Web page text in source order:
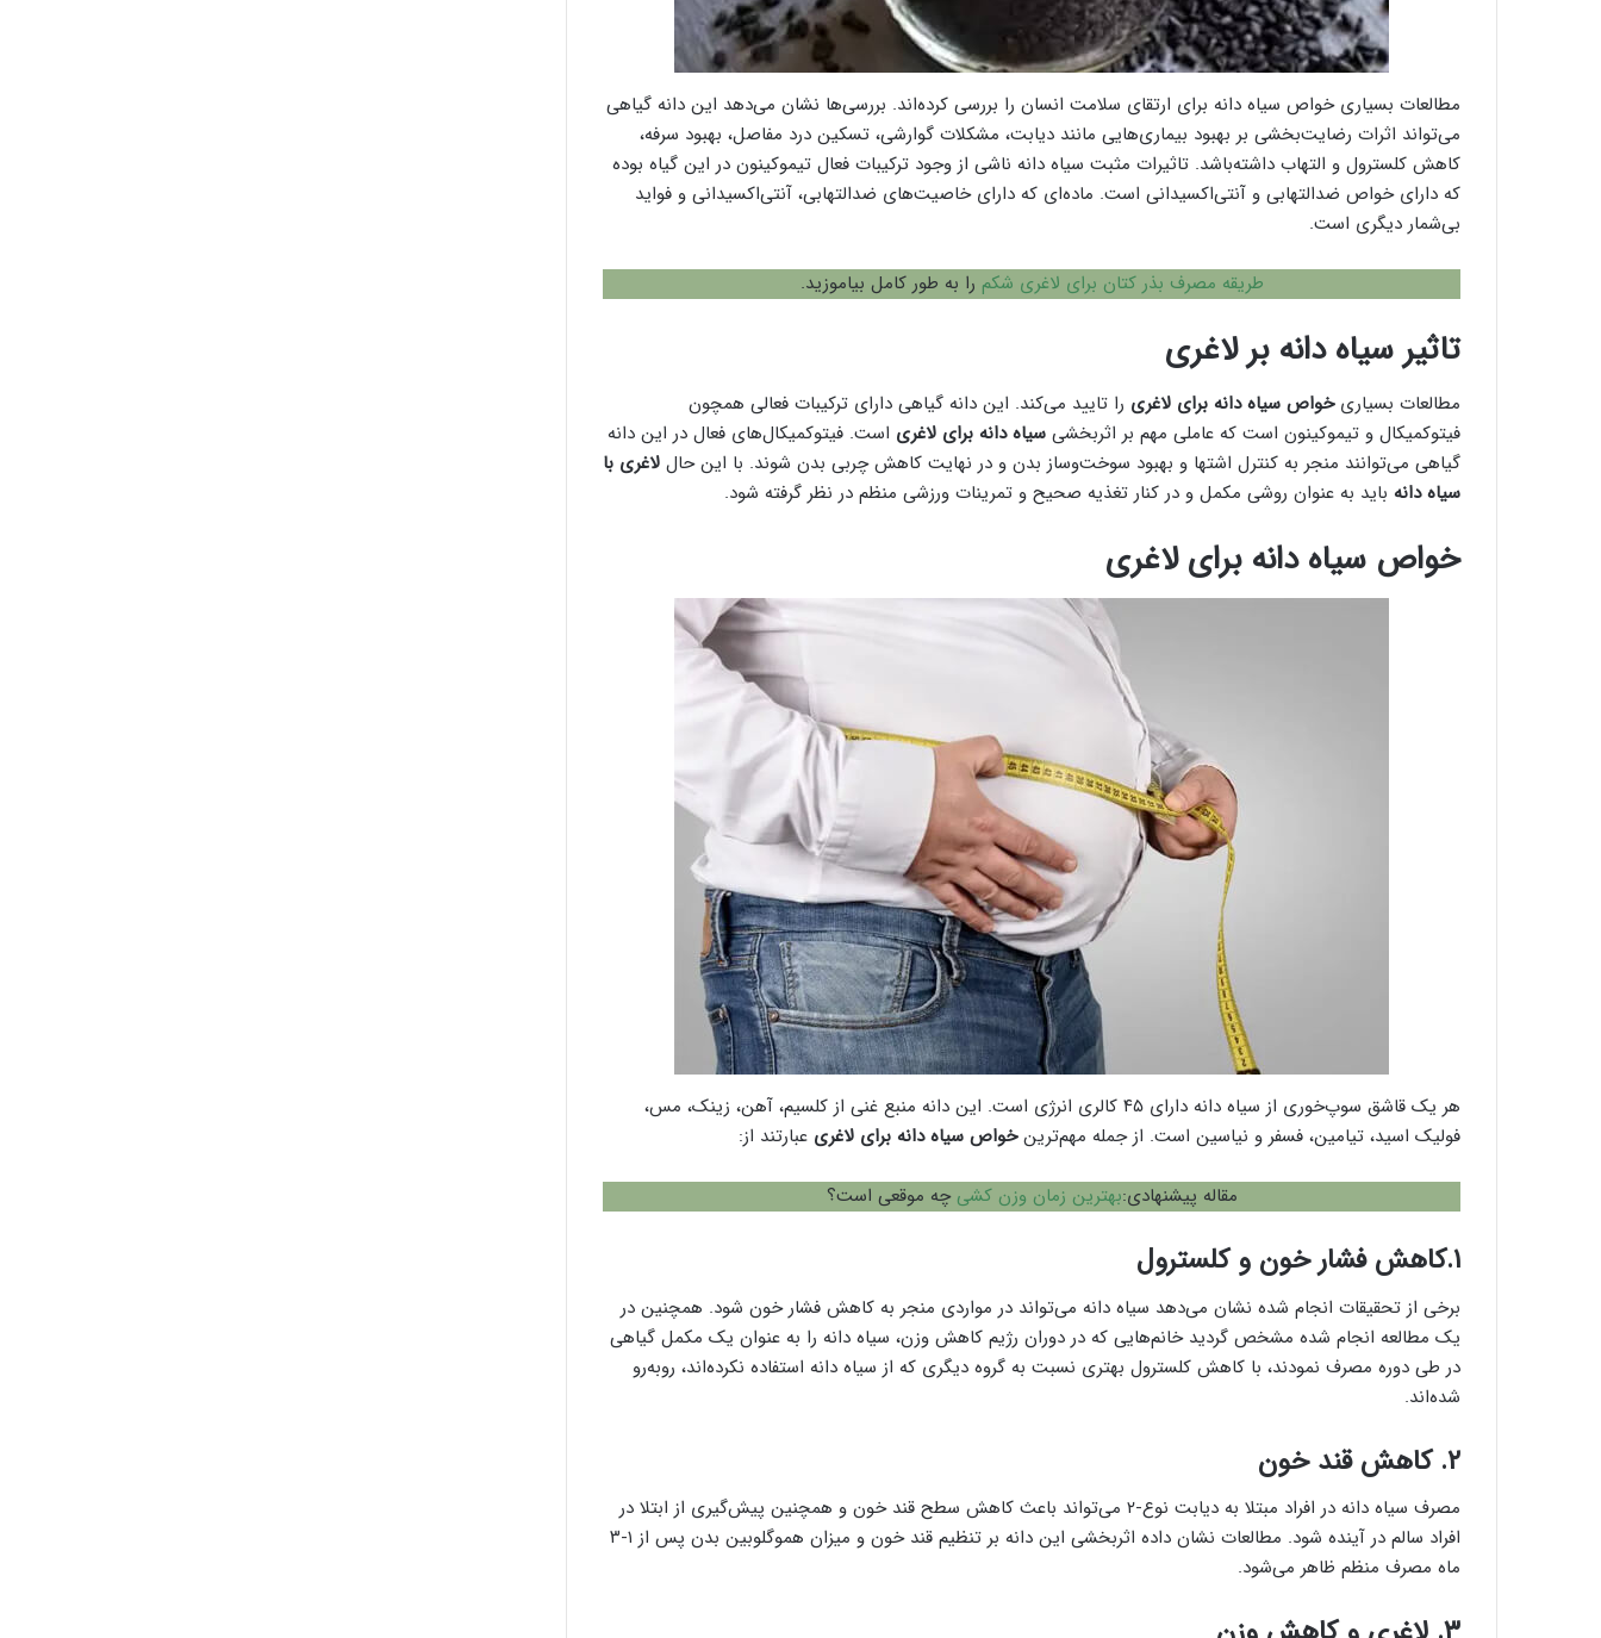
مطالعات بسیاری خواص سیاه دانه برای ارتقای سلامت انسان را بررسی کرده‌اند. بررسی‌ها نشان می‌دهد این دانه گیاهی
می‌تواند اثرات رضایت‌بخشی بر بهبود بیماری‌هایی مانند دیابت، مشکلات گوارشی، تسکین درد مفاصل، بهبود سرفه،
کاهش کلسترول و التهاب داشته‌باشد. تاثیرات مثبت سیاه دانه ناشی از وجود ترکیبات فعال تیموکینون در این گیاه بوده
که دارای خواص ضدالتهابی و آنتی‌اکسیدانی است. ماده‌ای که دارای خاصیت‌های ضدالتهابی، آنتی‌اکسیدانی و فواید
بی‌شمار دیگری است.
طریقه مصرف بذر کتان برای لاغری شکم را به طور کامل بیاموزید.
تاثیر سیاه دانه بر لاغری
مطالعات بسیاریخواص سیاه دانه برای لاغری را تایید می‌کند. این دانه گیاهی دارای ترکیبات فعالی همچون
فیتوکمیکال و تیموکینون است که عاملی مهم بر اثربخشی سیاه دانه برای لاغری است. فیتوکمیکال‌های فعال در این دانه
گیاهی می‌توانند منجر به کنترل اشتها و بهبود سوخت‌وساز بدن و در نهایت کاهش چربی بدن شوند. با این حال لاغری با
سیاه دانه باید به عنوان روشی مکمل و در کنار تغذیه صحیح و تمرینات ورزشی منظم در نظر گرفته شود.
خواص سیاه دانه برای لاغری
هر یک قاشق سوپ‌خوری از سیاه دانه دارای ۴۵ کالری انرژی است. این دانه منبع غنی از کلسیم، آهن، زینک، مس،
فولیک اسید، تیامین، فسفر و نیاسین است. از جمله مهم‌ترینخواص سیاه دانه برای لاغری عبارتند از:
مقاله پیشنهادی:بهترین زمان وزن کشی چه موقعی است؟
۱.کاهش فشار خون و کلسترول
برخی از تحقیقات انجام شده نشان می‌دهد سیاه دانه می‌تواند در مواردی منجر به کاهش فشار خون شود. همچنین در
یک مطالعه انجام شده مشخص گردید خانم‌هایی که در دوران رژیم کاهش وزن، سیاه دانه را به عنوان یک مکمل گیاهی
در طی دوره مصرف نمودند، با کاهش کلسترول بهتری نسبت به گروه دیگری که از سیاه دانه استفاده نکرده‌اند، روبه‌رو
شده‌اند.
۲. کاهش قند خون
مصرف سیاه دانه در افراد مبتلا به دیابت نوع-۲ می‌تواند باعث کاهش سطح قند خون و همچنین پیش‌گیری از ابتلا در
افراد سالم در آینده شود. مطالعات نشان داده اثربخشی این دانه بر تنظیم قند خون و میزان هموگلوبین بدن پس از ۱-۳
ماه مصرف منظم ظاهر می‌شود.